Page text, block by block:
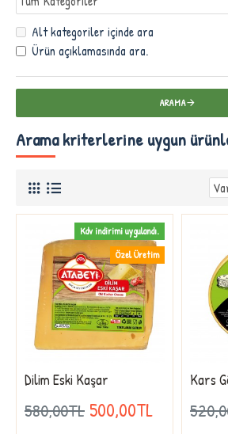
Alt kategoriler içinde ara
Ürün açıklamasında ara.
ARAMA
Arama kriterlerine uygun
Özel Üretim
Kdv indirimi uygulandı.
Dilim Eski Kaşar
580,00TL 500,00TL
Kars